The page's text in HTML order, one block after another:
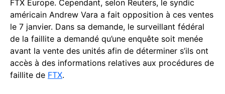
FTX Europe. Cependant, selon Reuters, le syndic
américain Andrew Vara a fait opposition à ces ventes
le 7 janvier. Dans sa demande, le surveillant fédéral
de la faillite a demandé qu’une enquête soit menée
avant la vente des unités afin de déterminer s’ils ont
accès à des informations relatives aux procédures de
faillite de FTX.